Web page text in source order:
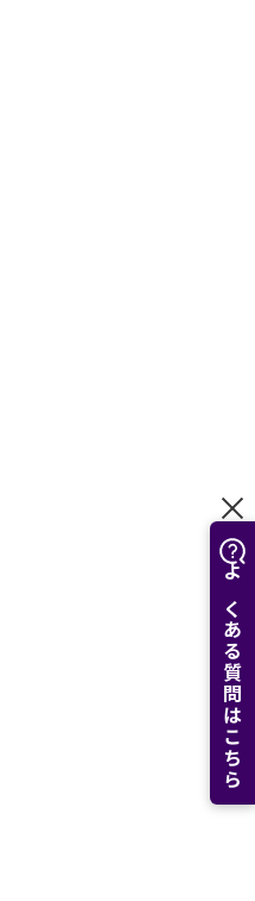
よくある質問はこちら